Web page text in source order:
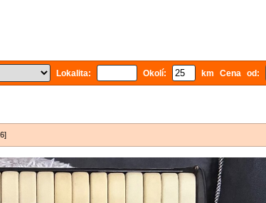
Lokalita: Okolí: km Cena od: